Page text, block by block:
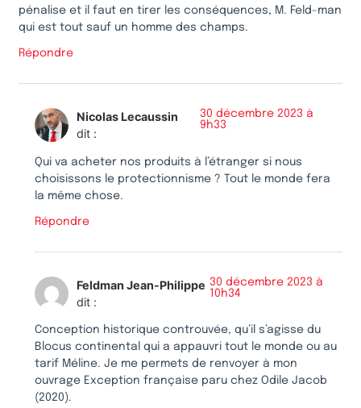
pénalise et il faut en tirer les conséquences, M. Feld-man
qui est tout sauf un homme des champs.
Répondre
Nicolas Lecaussin
dit :
30 décembre 2023 à
9h33
Qui va acheter nos produits à l’étranger si nous
choisissons le protectionnisme ? Tout le monde fera
la même chose.
Répondre
Feldman Jean-Philippe
dit :
30 décembre 2023 à
10h34
Conception historique controuvée, qu’il s’agisse du
Blocus continental qui a appauvri tout le monde ou au
tarif Méline. Je me permets de renvoyer à mon
ouvrage Exception française paru chez Odile Jacob
(2020).